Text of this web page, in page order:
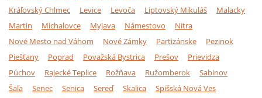
Kráľovský Chlmec
Levice Levoča Liptovský Mikuláš
Malacky
Martin
Michalovce Myjava Námestovo
Nitra
Nové Mesto nad Váhom
Nové Zámky Partizánske
Pezinok
Piešťany
Poprad Považská Bystrica Prešov
Prievidza
Púchov
Rajecké Teplice Rožňava Ružomberok
Sabinov
Šaľa
Senec Senica Sereď Skalica
Spišská Nová Ves